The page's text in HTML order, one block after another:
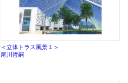
＜立体トラス風景１＞
尾川哲嗣